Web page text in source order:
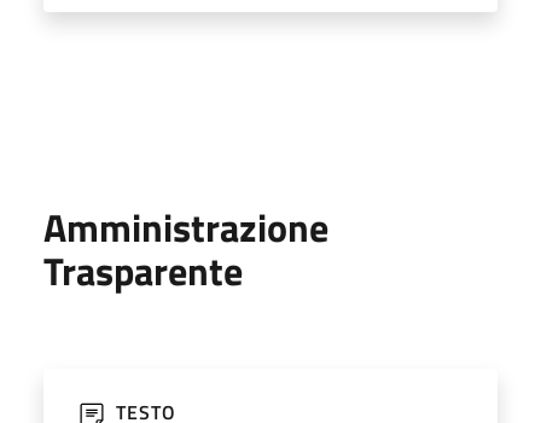
Amministrazione
Trasparente
TESTO
(apre in un'altra scheda).